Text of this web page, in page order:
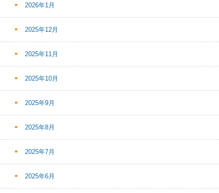
2026年1月
2025年12月
2025年11月
2025年10月
2025年9月
2025年8月
2025年7月
2025年6月